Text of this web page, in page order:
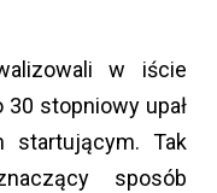
w iście
stopniowy upał
startującym. Tak
sposób